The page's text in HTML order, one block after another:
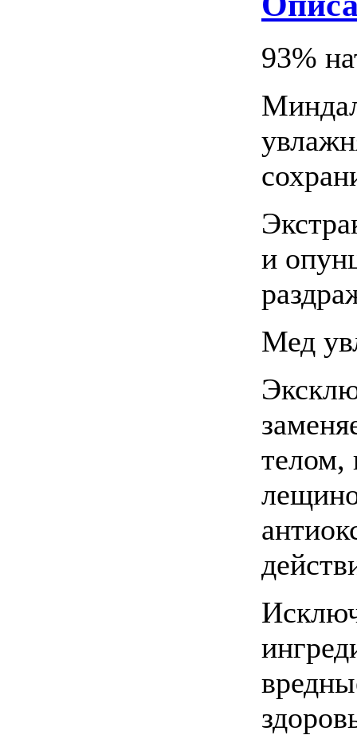
93%
и
Мед
телом,